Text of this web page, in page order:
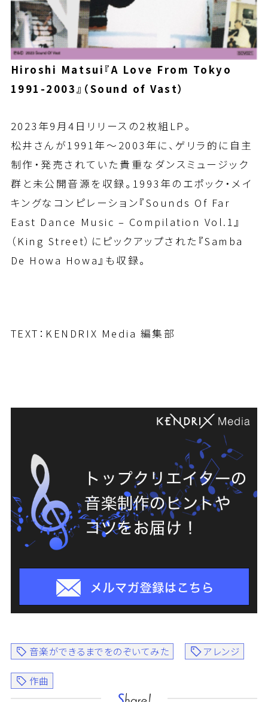
Hiroshi Matsui 『A Love From Tokyo
1991-2003』 （Sound of Vast）
2023年9月4日リリースの2枚組LP。
松井さんが1991年〜2003年に、ゲリラ的に自主
制作・発売されていた貴重なダンスミュージック
群と未公開音源を収録。1993年のエポック・メイ
キングなコンピレーション『Sounds Of Far
East Dance Music – Compilation Vol.1』
（King Street）にピックアップされた『Samba
De Howa Howa』も収録。
TEXT：KENDRIX Media 編集部
音楽ができるまでをのぞいてみた アレンジ
作曲